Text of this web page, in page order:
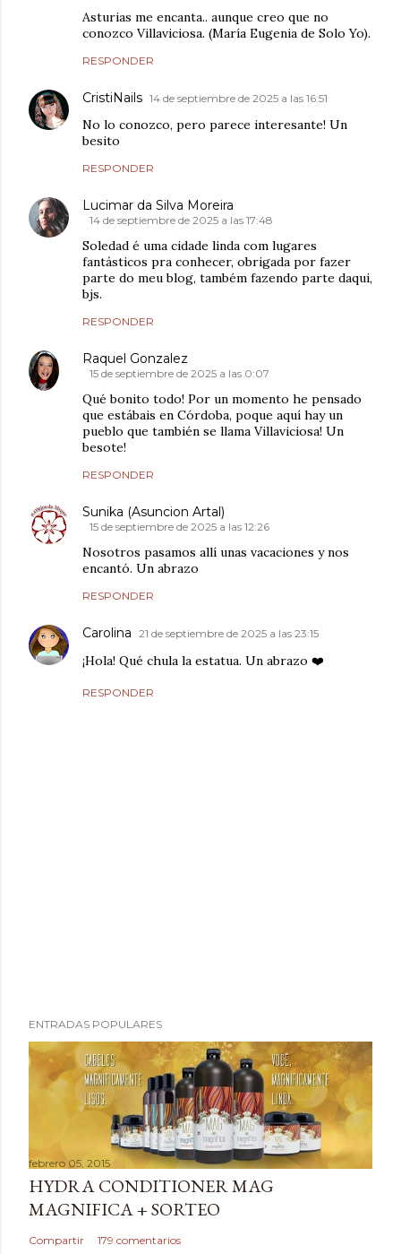
Asturias me encanta.. aunque creo que no
conozco Villaviciosa. (María Eugenia de Solo Yo).
RESPONDER
CristiNails 14 de septiembre de 2025 a las 16:51
No lo conozco, pero parece interesante! Un
besito
RESPONDER
Lucimar da Silva Moreira
14 de septiembre de 2025 a las 17:48
Soledad é uma cidade linda com lugares
fantásticos pra conhecer, obrigada por fazer
parte do meu blog, também fazendo parte daqui,
bjs.
RESPONDER
Raquel Gonzalez
15 de septiembre de 2025 a las 0:07
Qué bonito todo! Por un momento he pensado
que estábais en Córdoba, poque aquí hay un
pueblo que también se llama Villaviciosa! Un
besote!
RESPONDER
Sunika (Asuncion Artal)
15 de septiembre de 2025 a las 12:26
Nosotros pasamos allí unas vacaciones y nos
encantó. Un abrazo
RESPONDER
Carolina 21 de septiembre de 2025 a las 23:15
¡Hola! Qué chula la estatua. Un abrazo ❤️
RESPONDER
u
b
a
r
u
n
c
ENTRADAS POPULARES
febrero 05, 2015
HYDRA CONDITIONER MAG
MAGNIFICA + SORTEO
Compartir 179 comentarios